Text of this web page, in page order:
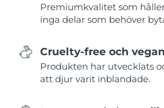
Premiumkvalitet som
inga delar som behöver
Cruelty-free och
Produkten har utvecklats
att djur varit inblandade.